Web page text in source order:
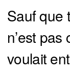
Sauf que
n’est pas
voulait